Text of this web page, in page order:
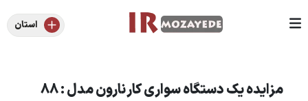
استان
مزایده یک دستگاه سواری کار نارون مدل : 88